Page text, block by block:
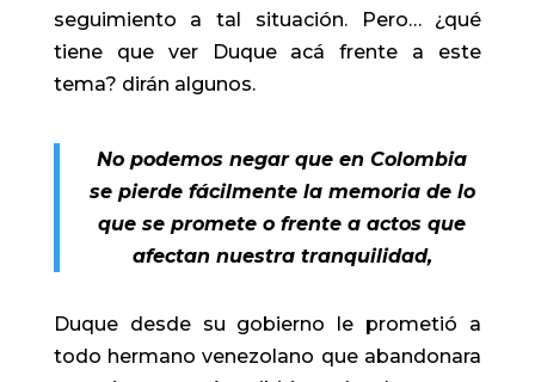
seguimiento a tal situación. Pero… ¿qué
tiene que ver Duque acá frente a este
tema? dirán algunos.
No podemos negar que en Colombia
se pierde fácilmente la memoria de lo
que se promete o frente a actos que
afectan nuestra tranquilidad,
Duque desde su gobierno le prometió a
todo hermano venezolano que abandonara